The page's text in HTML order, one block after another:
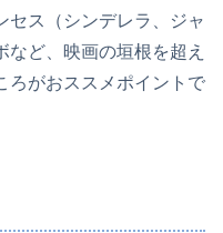
セス（シンデレラ、ジャ
など、映画の垣根を超え
ろがおススメポイントで